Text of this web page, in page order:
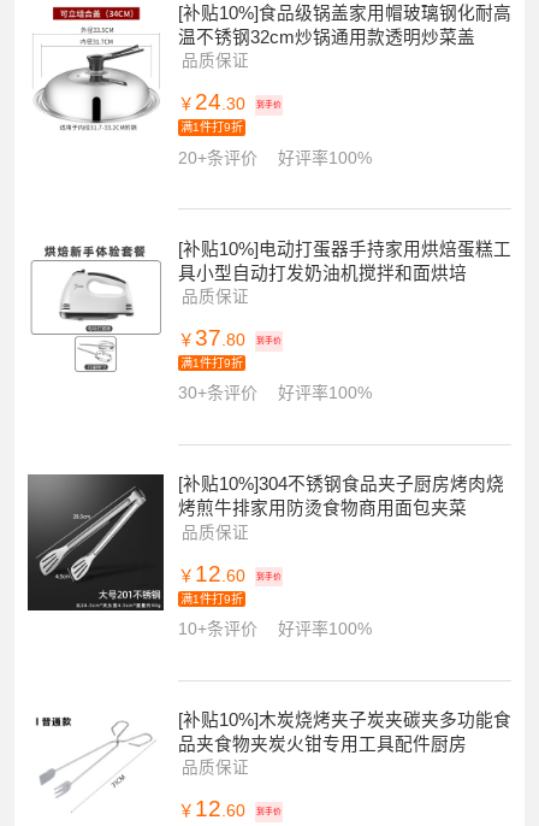
[补贴10%]食品级锅盖家用帽玻璃钢化耐高
温不锈钢32cm炒锅通用款透明炒菜盖
品质保证
￥ 24.30 到手价
满1件打9折
20+条评价 好评率100%
[补贴10%]电动打蛋器手持家用烘焙蛋糕工
具小型自动打发奶油机搅拌和面烘培
品质保证
￥ 37 .80 到手价
满1件打9折
30+条评价 好评率100%
[补贴10%]304不锈钢食品夹子厨房烤肉烧
烤煎牛排家用防烫食物商用面包夹菜
品质保证
￥ 12 .60 到手价
满1件打9折
10+条评价 好评率100%
[补贴10%]木炭烧烤夹子炭夹碳夹多功能食
品夹食物夹炭火钳专用工具配件厨房
品质保证
￥ 12.60 到手价